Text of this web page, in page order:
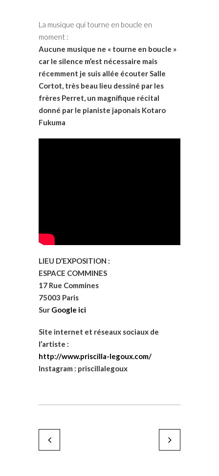
La musique qui tourne en boucle en
moment :
Aucune musique ne « tourne en boucle »
car le silence m’est nécessaire mais
récemment je suis allée écouter Salle
Cortot, très beau lieu dessiné par les
frères Perret, un magnifique récital
donné par le pianiste japonais Kotaro
Fukuma
LIEU D’EXPOSITION :
ESPACE COMMINES
17 Rue Commines
75003 Paris
Sur Google ici
Site internet et réseaux sociaux de
l’artiste :
http://www.priscilla-legoux.com/
Instagram : priscillalegoux
Frédéric ROULLET
Valérie BUFFETAUD